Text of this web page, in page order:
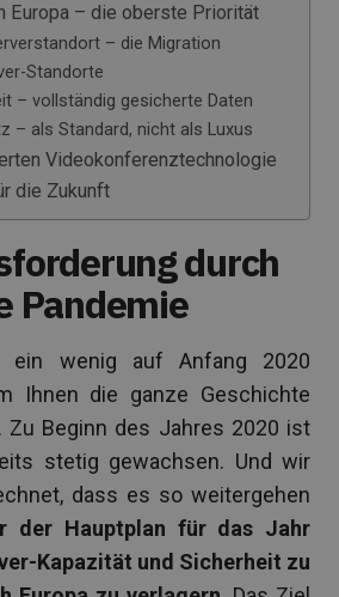
Europa – die oberste Priorität
– die Migration
Standorte
– vollständig gesicherte Daten
– als Standard, nicht als Luxus
Videokonferenztechnologie
die Zukunft
durch
Pandemie
ein wenig auf Anfang 2020
Ihnen die ganze Geschichte
Zu Beginn des Jahres 2020 ist
stetig gewachsen. Und wir
dass es so weitergehen
der Hauptplan für das Jahr
Kapazität und Sicherheit zu